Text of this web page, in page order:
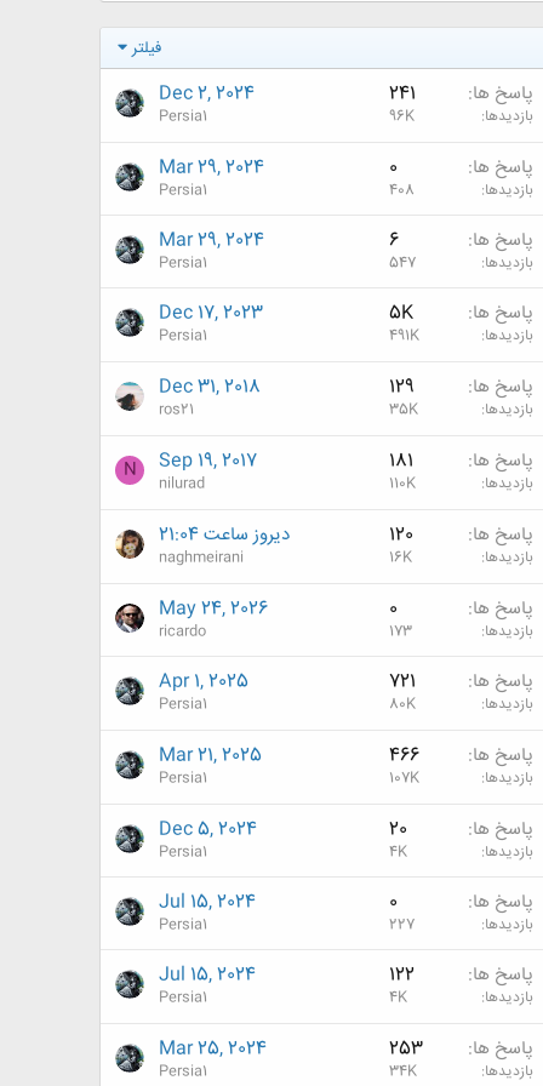
فیلتر
پاسخ ها 241
بازدیدها 96K
Dec 2, 2024
Persia1
پاسخ ها 0
بازدیدها 408
Mar 29, 2024
Persia1
پاسخ ها 6
بازدیدها 547
Mar 29, 2024
Persia1
پاسخ ها 5K
بازدیدها 491K
Dec 17, 2023
Persia1
پاسخ ها 129
بازدیدها 35K
Dec 31, 2018
ros21
پاسخ ها 181
بازدیدها 110K
Sep 19, 2017
nilurad
N
پاسخ ها 120
بازدیدها 16K
دیروز ساعت 21:04
naghmeirani
پاسخ ها 0
بازدیدها 173
May 24, 2026
ricardo
پاسخ ها 721
بازدیدها 80K
Apr 1, 2025
Persia1
پاسخ ها 466
بازدیدها 107K
Mar 21, 2025
Persia1
پاسخ ها 20
بازدیدها 4K
Dec 5, 2024
Persia1
پاسخ ها 0
بازدیدها 227
Jul 15, 2024
Persia1
پاسخ ها 122
بازدیدها 4K
Jul 15, 2024
Persia1
پاسخ ها 253
بازدیدها 34K
Mar 25, 2024
Persia1